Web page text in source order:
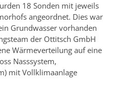
18 Sonden mit jeweils
angeordnet. Dies war
Grundwasser vorhanden
der Ottitsch GmbH
Wärmeverteilung auf eine
Nasssystem,
mit Vollklimaanlage